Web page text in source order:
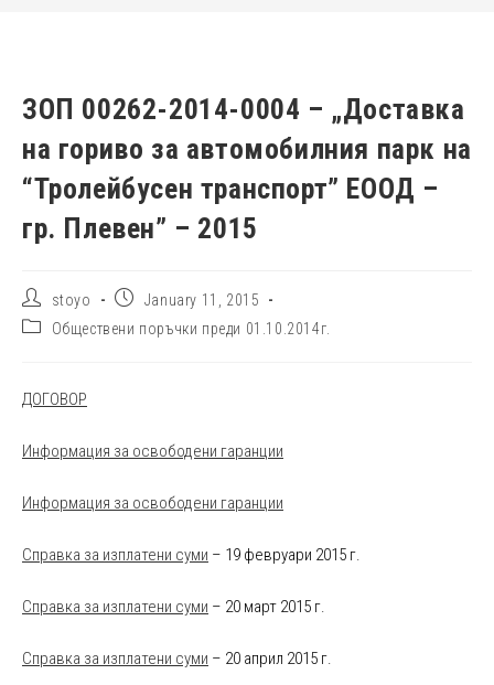
ЗОП 00262-2014-0004 – „Доставка
на гориво за автомобилния парк на
“Тролейбусен транспорт” ЕООД –
гр. Плевен” – 2015
Post
author:
stoyo
Post January 11, 2015
PostОбществени поръчки преди 01.10.2014г.
ДОГОВОР
Информация за освободени гаранции
Информация за освободени гаранции
Справка за изплатени суми – 19 февруари 2015 г.
Справка за изплатени суми – 20 март 2015 г.
Справка за изплатени суми – 20 април 2015 г.